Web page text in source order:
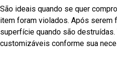
São ideais quando se quer
item foram violados. Após serem
superfície quando são
customizáveis conforme sua